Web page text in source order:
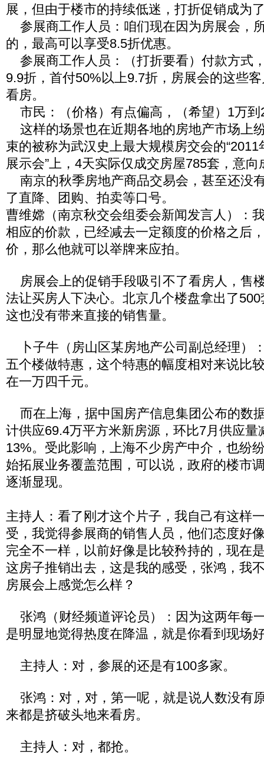
展，但由于楼市的持续低迷，打折促销成为
参展商工作人员：咱们现在因为房展会，
的，最高可以享受8.5折优惠。
参展商工作人员：（打折要看）付款方式
9.9折，首付50%以上9.7折，房展会的这些
看房。
市民：（价格）有点偏高，（希望）1万到
这样的场景也在近期各地的房地产市场上
束的被称为武汉史上最大规模房交会的
展示会”上，4天实际仅成交房屋785套，意向
南京的秋季房地产商品交易会，甚至还没
了直降、团购、拍卖等口号。
曹维嫦（南京秋交会组委会新闻发言人）：
相应的价款，已经减去一定额度的价格之后
价，那么他就可以举牌来应拍。
房展会上的促销手段吸引不了看房人，售
法让买房人下决心。北京几个楼盘拿出了
这也没有带来直接的销售量。
卜子牛（房山区某房地产公司副总经理）
五个楼做特惠，这个特惠的幅度相对来说比
在一万四千元。
而在上海，据中国房产信息集团公布的数
计供应69.4万平方米新房源，环比7月供应量
13%。受此影响，上海不少房产中介，也纷
始拓展业务覆盖范围，可以说，政府的楼市
逐渐显现。
主持人：看了刚才这个片子，我自己有这样
受，我觉得参展商的销售人员，他们态度好
完全不一样，以前好像是比较矜持的，现在
这房子推销出去，这是我的感受，张鸿，我
房展会上感觉怎么样？
张鸿（财经频道评论员）：因为这两年每
是明显地觉得热度在降温，就是你看到现场
主持人：对，参展的还是有100多家。
张鸿：对，对，第一呢，就是说人数没有
来都是挤破头地来看房。
主持人：对，都抢。